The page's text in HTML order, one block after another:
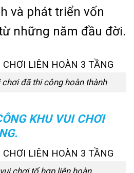
và phát triển vốn
những năm đầu đời.
chơi đã thi công hoàn thành
KHU VUI CHƠI